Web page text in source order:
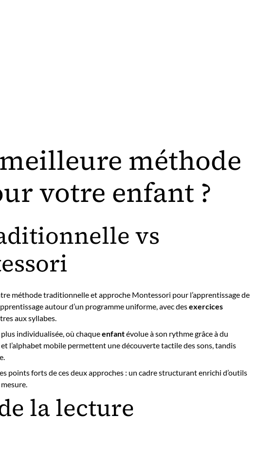
méthode
votre enfant ?
vs
méthode traditionnelle et approche Montessori pour l’apprentissage de
autour d’un programme uniforme, avec desexercices
aux syllabes.
individualisée, où chaqueenfantévolue à son rythme grâce à du
l’alphabet mobile permettent une découverte tactile des sons, tandis
points forts de ces deux approches : un cadre structurant enrichi d’outils
la lecture